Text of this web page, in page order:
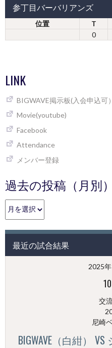
参丁目バーバリアンズ
位置 T
0
LINK
BIGWAVE掲示板(入会申込可）
Movie(youtube)
Facebook
Attendance
メンバー登録
過去の投稿（月別）
過
去
投
（月
最近の試合結果
2025
10
交
尼崎
BIGWAVE（白紺）